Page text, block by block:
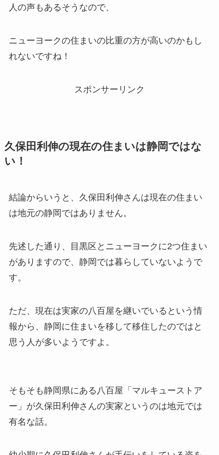
人の声もあるそうなので、
ニューヨークの住まいの比重の方が高いのかも し
れないですね！
スポンサーリンク
久保田利伸の現在の住まいは静岡ではな
い！
結論からいうと、久保田利伸さんは現在の住まい
は地元の静岡ではありません。
先述した通り、目黒区とニューヨークに2つ住まい
がありますので、静岡では暮らしていないようで
す。
ただ、現在は実家の八百屋を継いでいるという情
報から、 静岡に住まいを移して移住したのでは と
思う人が多いようですよ。
そもそも静岡県にある八百屋「マルキューストア
ー」が久保田利伸さんの実家というのは地元では
有名な話。